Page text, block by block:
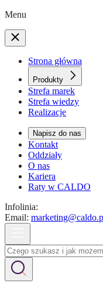
Menu
Strona główna
Produkty
Strefa marek
Strefa wiedzy
Realizacje
Napisz do nas
Kontakt
Oddziały
O nas
Kariera
Raty w CALDO
Infolinia:
Email: